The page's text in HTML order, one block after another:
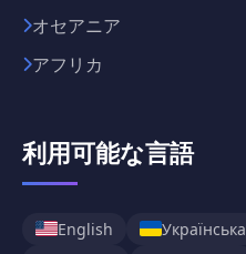
オセアニア
アフリカ
利用可能な言語
English Українська